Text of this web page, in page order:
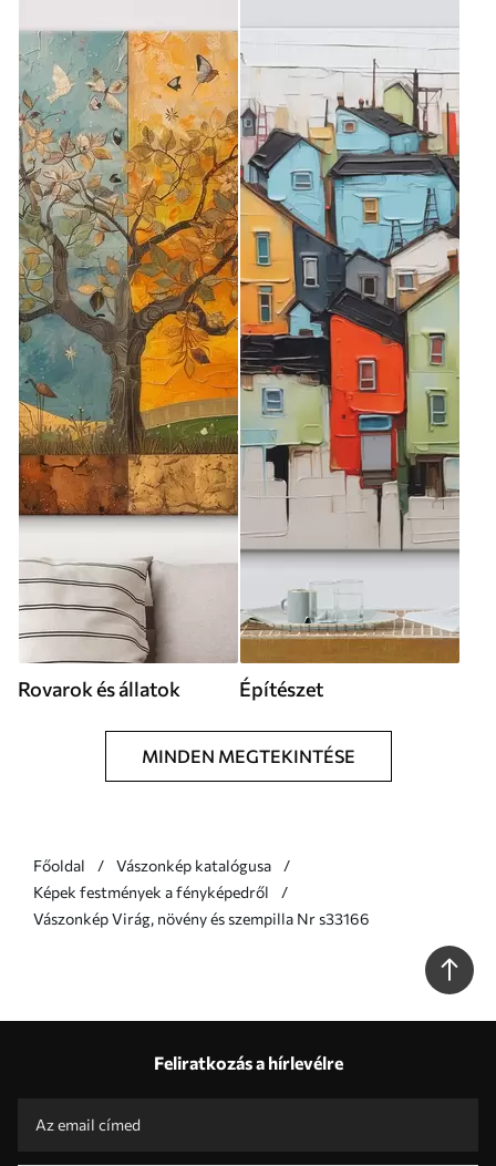
Rovarok és állatok Építészet
MINDEN MEGTEKINTÉSE
Főoldal
Vászonkép katalógusa
Képek festmények a fényképedről
Vászonkép Virág, növény és szempilla Nr s33166
Feliratkozás a hírlevélre